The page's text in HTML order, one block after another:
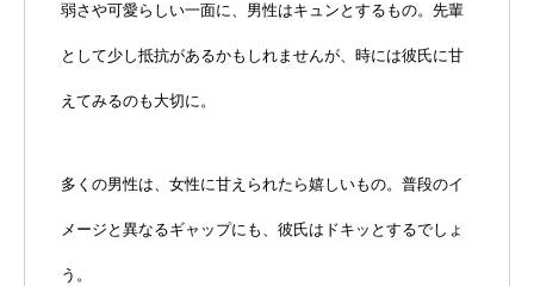
弱さや可愛らしい一面に、男性はキュンとするもの。先輩
として少し抵抗があるかもしれませんが、時には彼氏に甘
えてみるのも大切に。
多くの男性は、女性に甘えられたら嬉しいもの。普段のイ
メージと異なるギャップにも、彼氏はドキッとするでしょ
う。